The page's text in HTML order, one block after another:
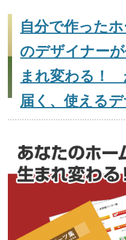
自分で作った
のデザイナー
まれ変わる！
届く、使える